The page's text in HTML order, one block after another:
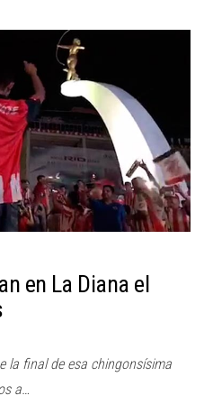
en La Diana el
la final de esa chingonsísima
a…